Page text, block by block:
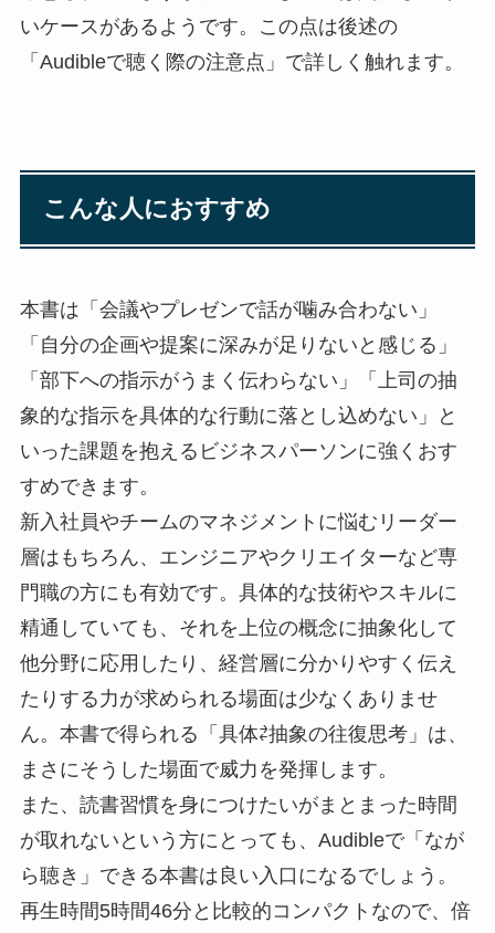
いケースがあるようです。この点は後述の
「Audibleで聴く際の注意点」で詳しく触れます。
こんな人におすすめ
本書は「会議やプレゼンで話が噛み合わない」
「自分の企画や提案に深みが足りないと感じる」
「部下への指示がうまく伝わらない」「上司の抽
象的な指示を具体的な行動に落とし込めない」と
いった課題を抱えるビジネスパーソンに強くおす
すめできます。
新入社員やチームのマネジメントに悩むリーダー
層はもちろん、エンジニアやクリエイターなど専
門職の方にも有効です。具体的な技術やスキルに
精通していても、それを上位の概念に抽象化して
他分野に応用したり、経営層に分かりやすく伝え
たりする力が求められる場面は少なくありませ
ん。本書で得られる「具体⇄抽象の往復思考」は、
まさにそうした場面で威力を発揮します。
また、読書習慣を身につけたいがまとまった時間
が取れないという方にとっても、Audibleで「なが
ら聴き」できる本書は良い入口になるでしょう。
再生時間5時間46分と比較的コンパクトなので、倍